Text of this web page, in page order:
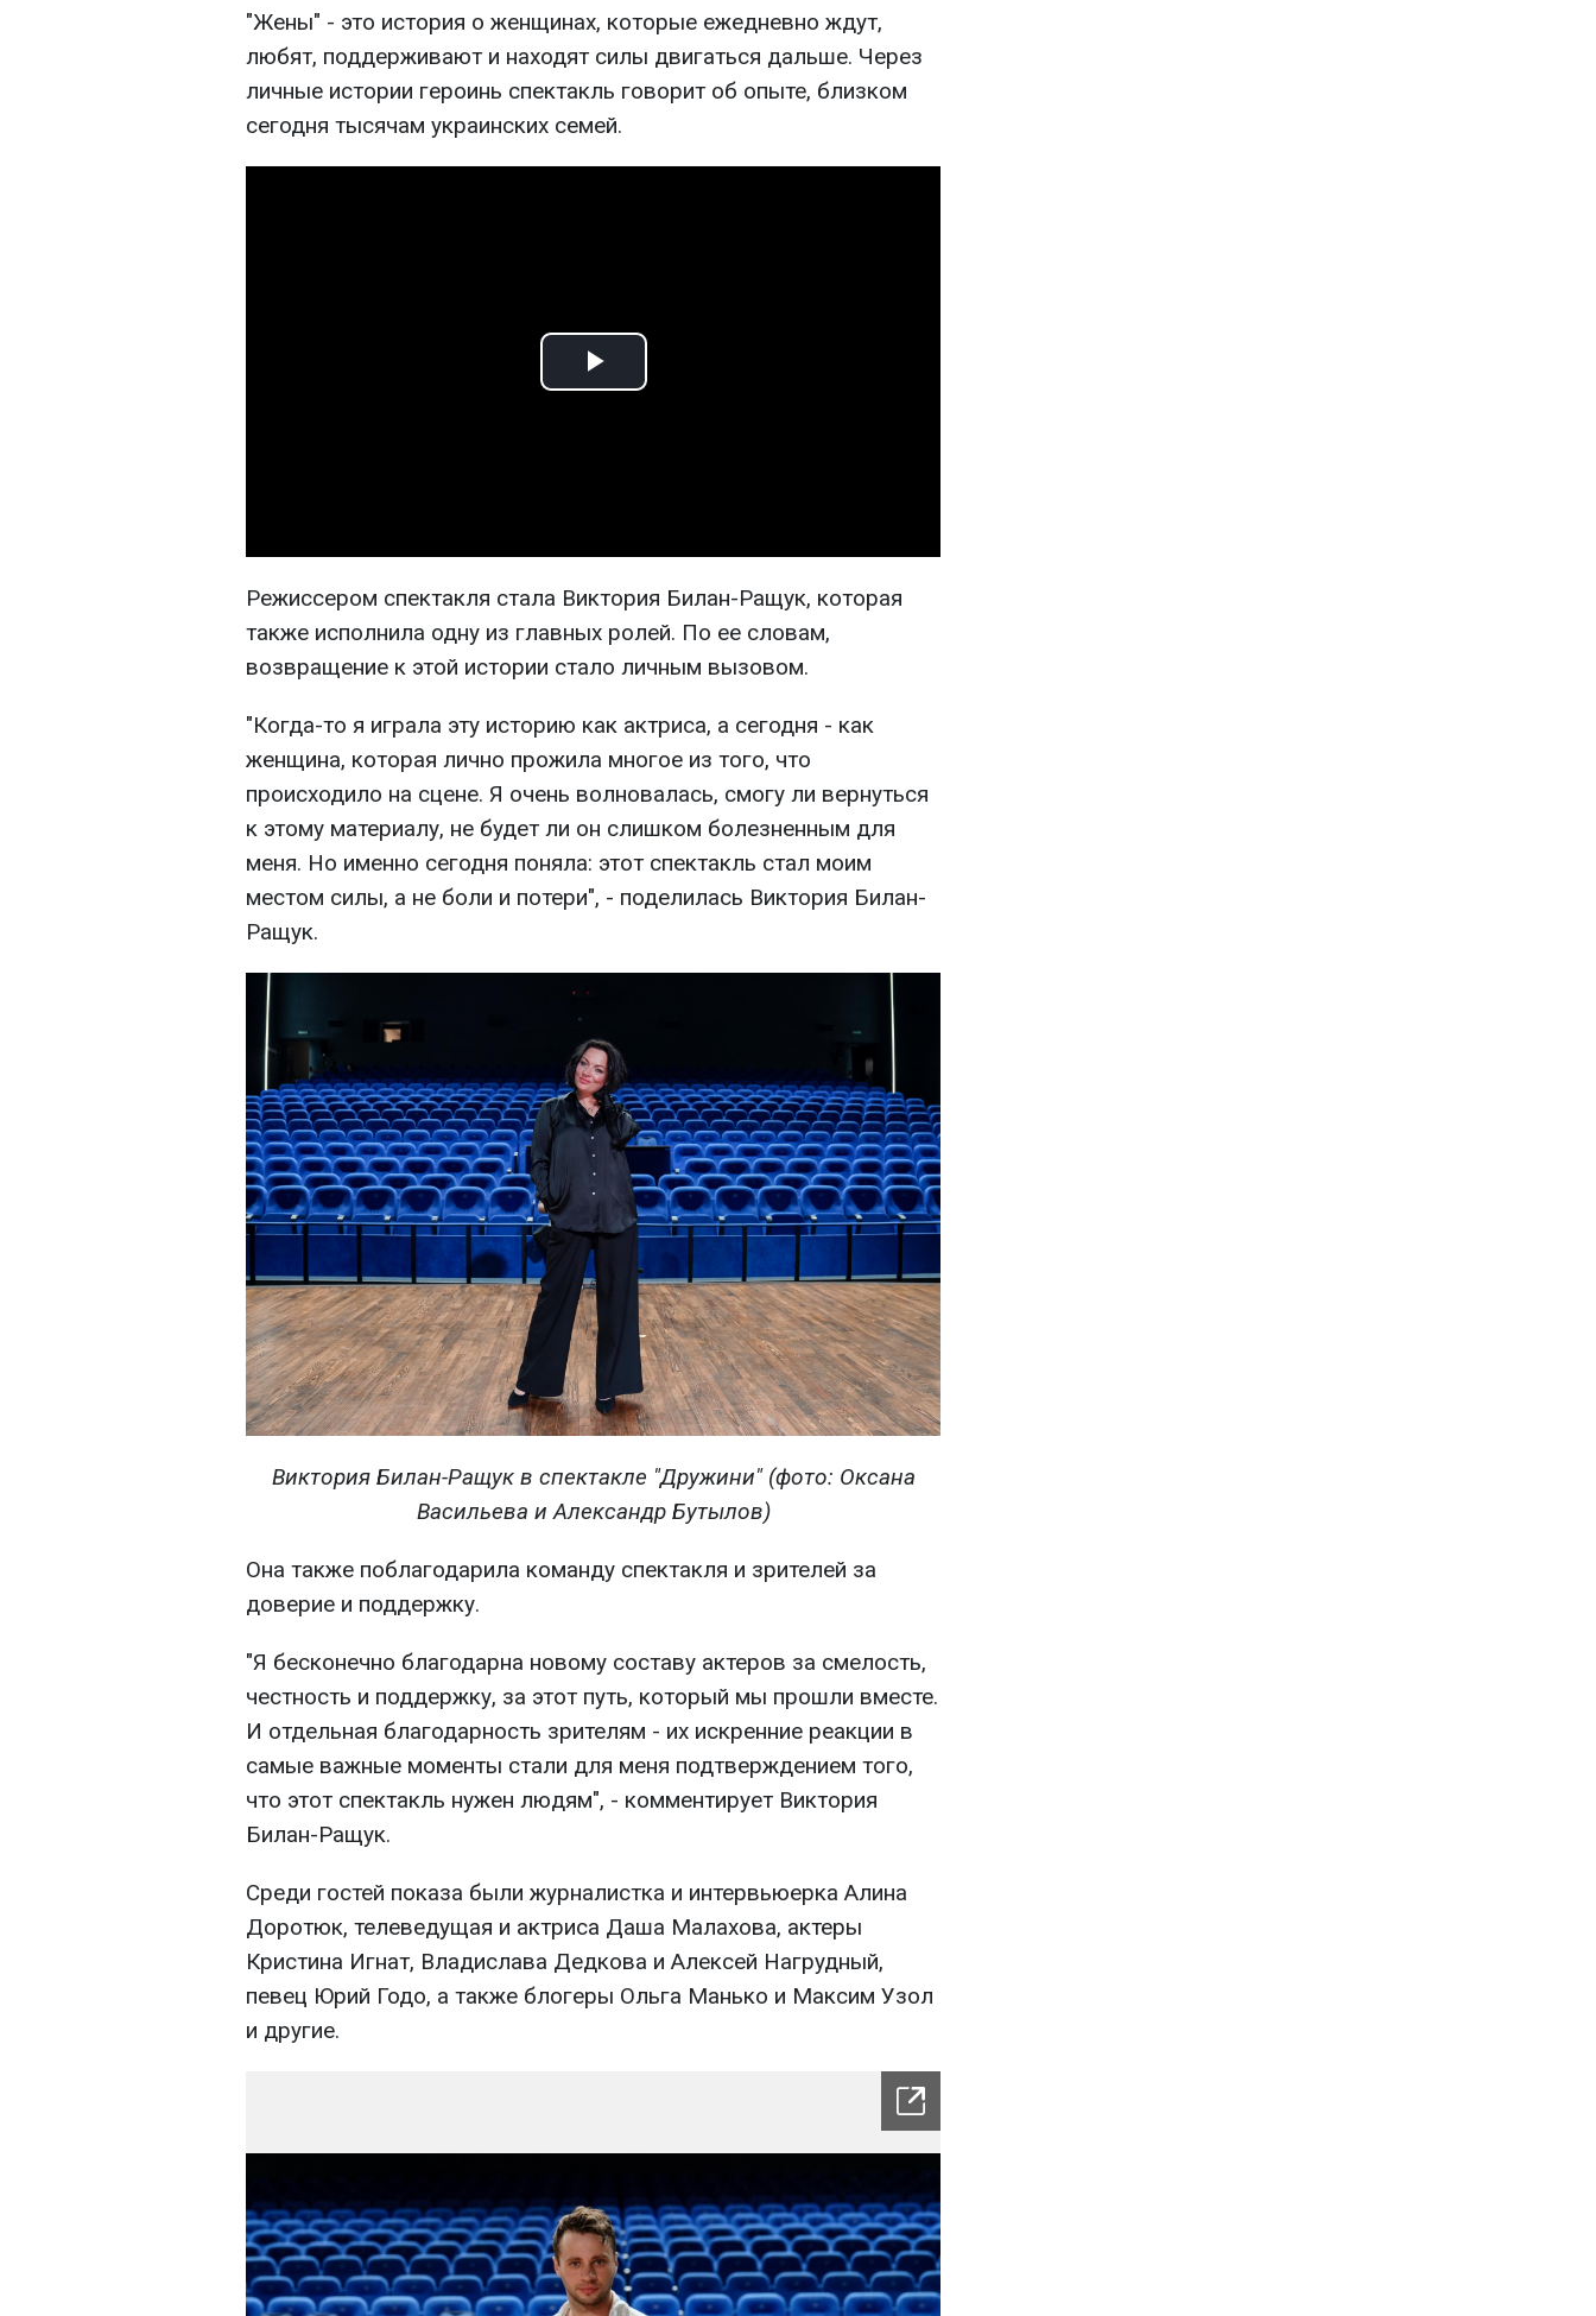
"Жены" - это история о женщинах, которые ежедневно ждут,
любят, поддерживают и находят силы двигаться дальше. Через
личные истории героинь спектакль говорит об опыте, близком
сегодня тысячам украинских семей.
Play
Режиссером спектакля стала Виктория Билан-Ращук, которая
также исполнила одну из главных ролей. По ее словам,
возвращение к этой истории стало личным вызовом.
"Когда-то я играла эту историю как актриса, а сегодня - как
женщина, которая лично прожила многое из того, что
происходило на сцене. Я очень волновалась, смогу ли вернуться
к этому материалу, не будет ли он слишком болезненным для
меня. Но именно сегодня поняла: этот спектакль стал моим
местом силы, а не боли и потери", - поделилась Виктория Билан-
Ращук.
Виктория Билан-Ращук в спектакле "Дружини" (фото: Оксана
Васильева и Александр Бутылов)
Она также поблагодарила команду спектакля и зрителей за
доверие и поддержку.
"Я бесконечно благодарна новому составу актеров за смелость,
честность и поддержку, за этот путь, который мы прошли вместе.
И отдельная благодарность зрителям - их искренние реакции в
самые важные моменты стали для меня подтверждением того,
что этот спектакль нужен людям", - комментирует Виктория
Билан-Ращук.
Среди гостей показа были журналистка и интервьюерка Алина
Доротюк, телеведущая и актриса Даша Малахова, актеры
Кристина Игнат, Владислава Дедкова и Алексей Нагрудный,
певец Юрий Годо, а также блогеры Ольга Манько и Максим Узол
и другие.